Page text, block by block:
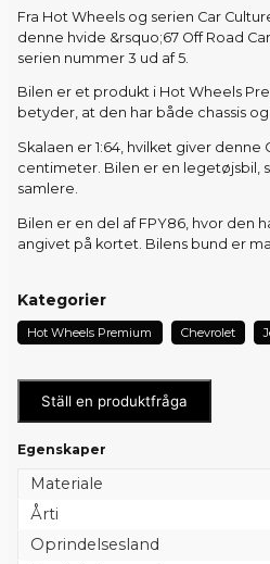
Fra Hot Wheels og serien Car
denne hvide &rsquo;67 Off Road
serien nummer 3 ud af 5.
Bilen er et produkt i Hot Wheels
betyder, at den har både chassis
Skalaen er 1:64, hvilket giver
centimeter. Bilen er en legetøjsbil,
samlere.
Bilen er en del af FPY86, hvor den
angivet på kortet. Bilens bund er
Kategorier
Hot Wheels Premium Chevrolet
Ställ en produktfråga
Egenskaper
Materiale
Årti
Oprindelsesland